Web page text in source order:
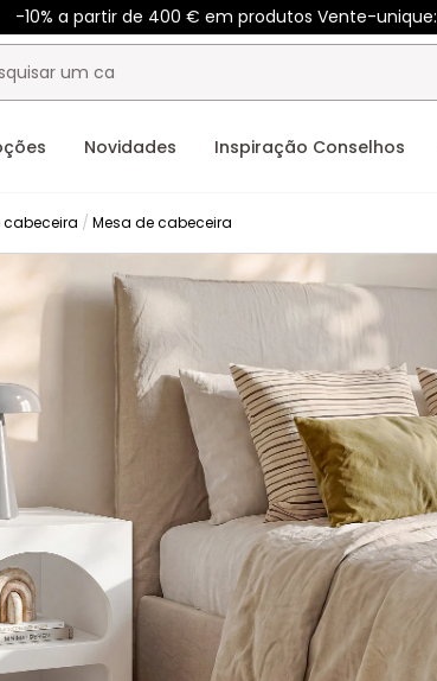
-10% a partir de 400 € em produtos Vente-unique:
Novidades Inspiração Conselhos
cabeceira Mesa de cabeceira